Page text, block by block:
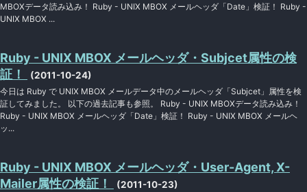
MBOXデータ読み込み！ Ruby - UNIX MBOX メールヘッダ「Date」検証！ Ruby -
UNIX MBOX ...
Ruby - UNIX MBOX メールヘッダ・Subjcet属性の検
証！
(2011-10-24)
今日は Ruby で UNIX MBOX メールデータ中のメールヘッダ「Subjcet」属性を検
証してみました。 以下の過去記事も参照。 Ruby - UNIX MBOXデータ読み込み！
Ruby - UNIX MBOX メールヘッダ「Date」検証！ Ruby - UNIX MBOX メールヘ
ッ...
Ruby - UNIX MBOX メールヘッダ・User-Agent, X-
Mailer属性の検証！
(2011-10-23)